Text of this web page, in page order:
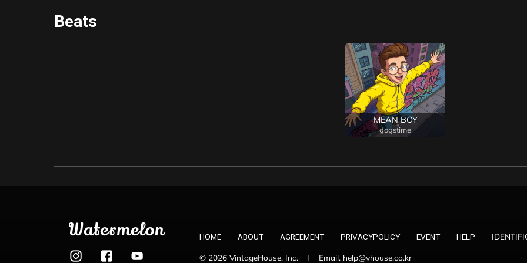
Beats
MEAN BOY
dogstime
Watermelon HOME ABOUT AGREEMENT PRIVACYPOLICY EVENT HELP
© 2026 VintageHouse, Inc. Email. help@vhouse.co.kr